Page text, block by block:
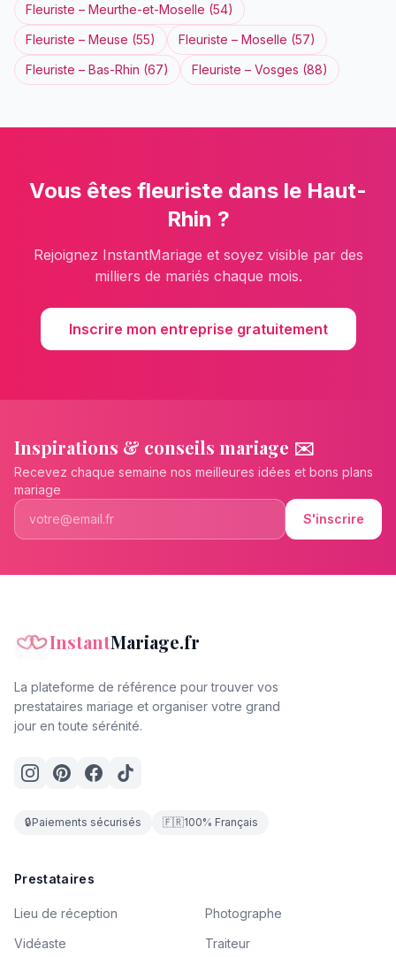
Fleuriste – Meurthe-et-Moselle (54)
Fleuriste – Meuse (55) Fleuriste – Moselle (57)
Fleuriste – Bas-Rhin (67) Fleuriste – Vosges (88)
Vous êtes fleuriste dans le Haut-
Rhin ?
Rejoignez InstantMariage et soyez visible par des
milliers de mariés chaque mois.
Inscrire mon entreprise gratuitement
Inspirations & conseils mariage ✉️
Recevez chaque semaine nos meilleures idées et bons plans
mariage
S'inscrire
InstantMariage.fr
La plateforme de référence pour trouver vos
prestataires mariage et organiser votre grand
jour en toute sérénité.
🔒Paiements sécurisés 🇫🇷100% Français
Prestataires
Lieu de réception
Photographe
Vidéaste
Traiteur